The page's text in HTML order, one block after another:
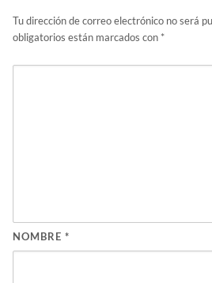
Tu dirección de correo electrónico no será
obligatorios están marcados con *
NOMBRE *